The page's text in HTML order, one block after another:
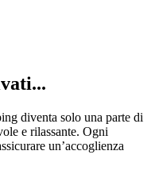
diventa solo una parte di
e rilassante. Ogni
un’accoglienza